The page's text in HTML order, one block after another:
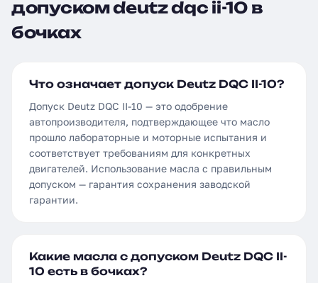
допуском deutz dqc ii-10 в
бочках
Что означает допуск Deutz DQC II-10?
Допуск Deutz DQC II-10 — это одобрение
автопроизводителя, подтверждающее что масло
прошло лабораторные и моторные испытания и
соответствует требованиям для конкретных
двигателей. Использование масла с правильным
допуском — гарантия сохранения заводской
гарантии.
Какие масла с допуском Deutz DQC II-
10 есть в бочках?